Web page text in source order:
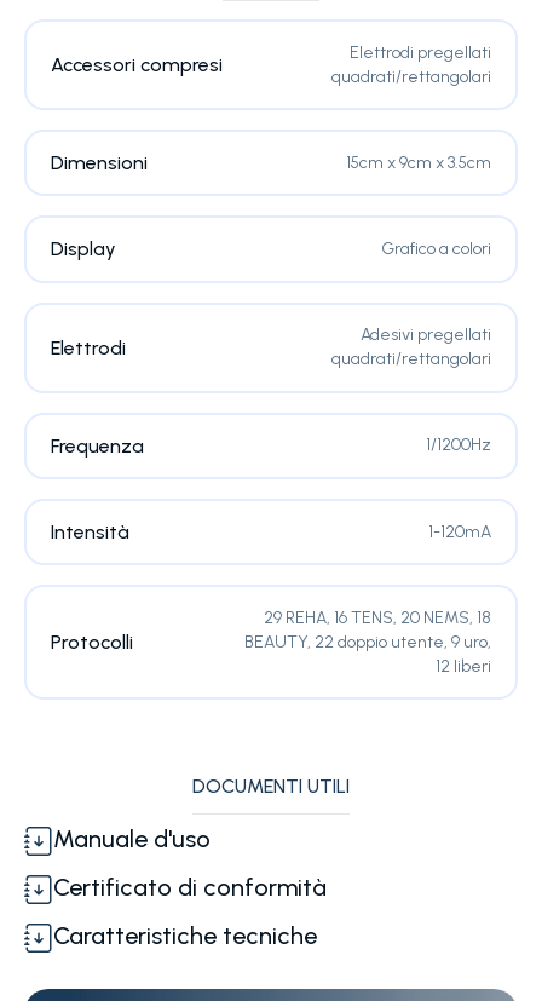
Accessori compresi
Elettrodi pregellati
quadrati/rettangolari
Dimensioni 15cm x 9cm x 3.5cm
Display Grafico a colori
Elettrodi
Adesivi pregellati
quadrati/rettangolari
Frequenza 1/1200Hz
Intensità 1-120mA
Protocolli
29 REHA, 16 TENS, 20 NEMS, 18
BEAUTY, 22 doppio utente, 9 uro,
12 liberi
DOCUMENTI UTILI
Manuale d'uso
Certificato di conformità
Caratteristiche tecniche